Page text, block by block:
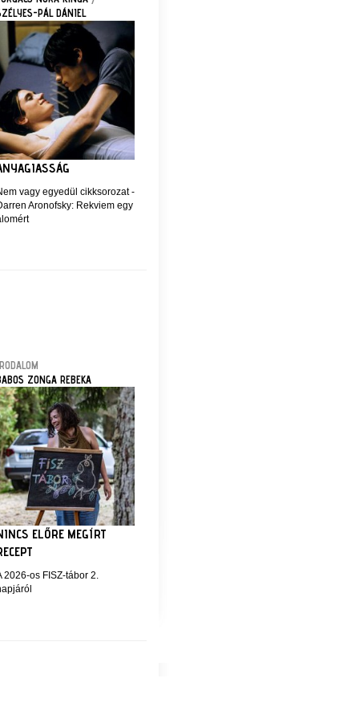
PÁL DÁNIEL
vagy egyedül cikksorozat -
Aronofsky: Rekviem egy
ZONGA REBEKA
ELŐRE MEGÍRT
2026-os FISZ-tábor 2.